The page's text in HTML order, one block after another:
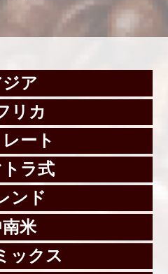
ア
リカ
ート
ラ式
ンド
米
ックス